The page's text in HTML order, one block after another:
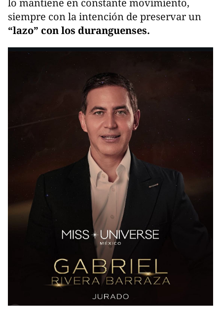
siempre con la intención de preservar un
“lazo” con los duranguenses.